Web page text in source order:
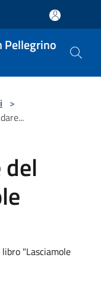
Pellegrino
>
"Lasciamole